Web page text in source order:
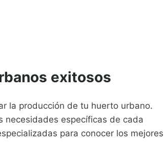
exitosos
la producción de tu huerto urbano.
necesidades específicas de cada
para conocer los mejores